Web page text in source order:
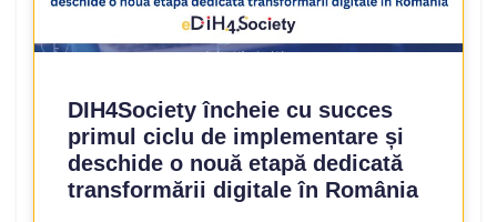
DIH4Society încheie cu succes
primul ciclu de implementare și
deschide o nouă etapă dedicată
transformării digitale în România